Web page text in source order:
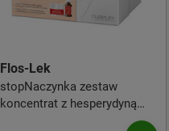
Flos-Lek
stopNaczynka zestaw
koncentrat z hesperydyną
30ml + krem odżywczy anti-